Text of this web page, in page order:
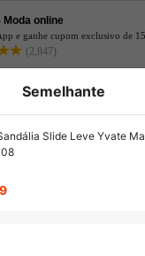
Moda online
e ganhe cupom exclusivo de
(2,847)
Semelhante
Slide Leve Yvate